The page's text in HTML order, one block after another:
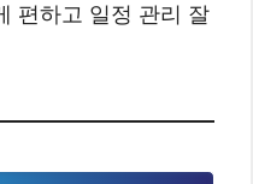
편하고 일정 관리 잘